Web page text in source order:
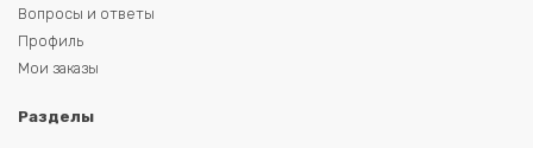
Вопросы и ответы
Профиль
Мои заказы
Разделы